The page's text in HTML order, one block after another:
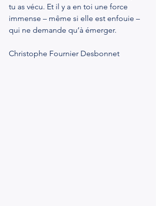
tu as vécu. Et il y a en toi une force
immense – même si elle est enfouie –
qui ne demande qu’à émerger.
Christophe Fournier Desbonnet